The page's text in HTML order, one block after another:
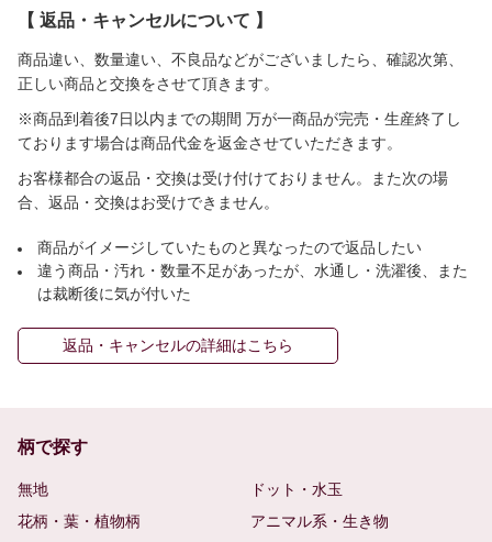
【 返品・キャンセルについて 】
商品違い、数量違い、不良品などがございましたら、確認次第、
正しい商品と交換をさせて頂きます。
※商品到着後7日以内までの期間 万が一商品が完売・生産終了し
ております場合は商品代金を返金させていただきます。
お客様都合の返品・交換は受け付けておりません。また次の場
合、返品・交換はお受けできません。
商品がイメージしていたものと異なったので返品したい
違う商品・汚れ・数量不足があったが、水通し・洗濯後、また
は裁断後に気が付いた
返品・キャンセルの詳細はこちら
柄で探す
無地
ドット・水玉
花柄・葉・植物柄
アニマル系・生き物